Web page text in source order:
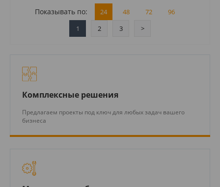
Показывать по: 24 48 72
96
1
2 3 >
Комплексные решения
Предлагаем проекты под ключ для любых задач вашего
бизнеса